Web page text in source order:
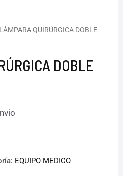
QUIRÚRGICA DOBLE
DOBLE
EQUIPO MEDICO